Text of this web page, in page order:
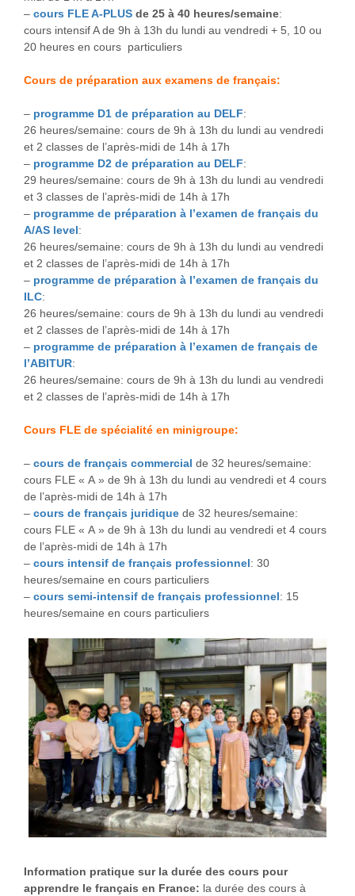
– cours FLE A-PLUS de 25 à 40 heures/semaine:
cours intensif A de 9h à 13h du lundi au vendredi + 5, 10 ou
20 heures en cours particuliers
Cours de préparation aux examens de français:
– programme D1 de préparation au DELF:
26 heures/semaine: cours de 9h à 13h du lundi au vendredi
et 2 classes de l’après-midi de 14h à 17h
– programme D2 de préparation au DELF:
29 heures/semaine: cours de 9h à 13h du lundi au vendredi
et 3 classes de l’après-midi de 14h à 17h
– programme de préparation à l’examen de français du
A/AS level:
26 heures/semaine: cours de 9h à 13h du lundi au vendredi
et 2 classes de l’après-midi de 14h à 17h
– programme de préparation à l’examen de français du
ILC:
26 heures/semaine: cours de 9h à 13h du lundi au vendredi
et 2 classes de l’après-midi de 14h à 17h
– programme de préparation à l’examen de français de
l’ABITUR:
26 heures/semaine: cours de 9h à 13h du lundi au vendredi
et 2 classes de l’après-midi de 14h à 17h
Cours FLE de spécialité en minigroupe:
– cours de français commercial de 32 heures/semaine:
cours FLE « A » de 9h à 13h du lundi au vendredi et 4 cours
de l’après-midi de 14h à 17h
– cours de français juridique de 32 heures/semaine:
cours FLE « A » de 9h à 13h du lundi au vendredi et 4 cours
de l’après-midi de 14h à 17h
– cours intensif de français professionnel: 30
heures/semaine en cours particuliers
– cours semi-intensif de français professionnel: 15
heures/semaine en cours particuliers
Information pratique sur la durée des cours pour
apprendre le français en France: la durée des cours à